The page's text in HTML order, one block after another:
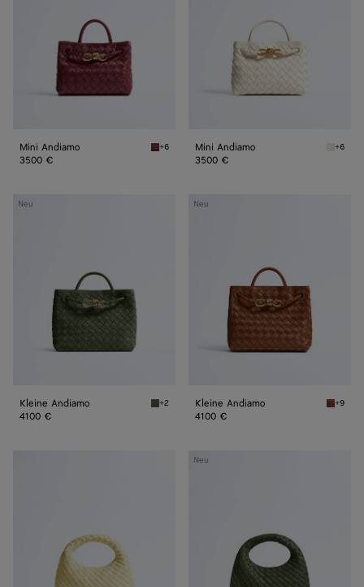
Mini Andiamo Lava red Mini Andiamo
+6
3500 €
Mini Andiamo Sea
+6
3500 €
Neu
Kleine
Kleine Andiamo Green tweed Kleine Andiamo
+2
4100 €
Neu
Kleine
Kleine Andiamo Tannin
+9
4100 €
Neu
Baby